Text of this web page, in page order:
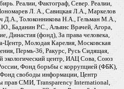
Реалии, Фактограф, Север. Реалии,
Л. А., Савицкая Л.А., Маркелов
Д.А., Толоконникова Н.А., Гельман М.А.,
Баданин Р.С., Альянс Врачей, Агора,
Династия (фонд), За права человека,
Центр, Молодая Карелия, Московская
Пермь-36, Ракурс, Русь Сидящая,
экологический центр, ИАЦ Сова, Союз
Фонд борьбы с коррупцией (ФБК),
свободы информации, Центр
прав СМИ, Transparency International,